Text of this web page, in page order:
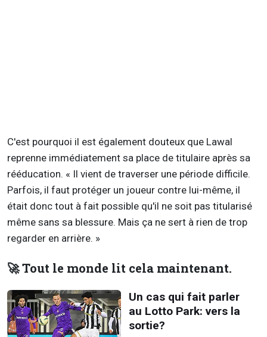
C'est pourquoi il est également douteux que Lawal
reprenne immédiatement sa place de titulaire après sa
rééducation. « Il vient de traverser une période difficile.
Parfois, il faut protéger un joueur contre lui-même, il
était donc tout à fait possible qu'il ne soit pas titularisé
même sans sa blessure. Mais ça ne sert à rien de trop
regarder en arrière. »
🚀 Tout le monde lit cela maintenant.
Un cas qui fait parler
au Lotto Park: vers la
sortie?